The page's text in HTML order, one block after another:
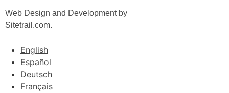
Web Design and Development by
Sitetrail.com.
English
Español
Deutsch
Français